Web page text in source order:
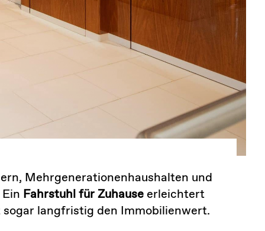
Mehrgenerationen­haushalten und
Fahrstuhl für Zuhauseerleichtert
langfristig den Immobilienwert.